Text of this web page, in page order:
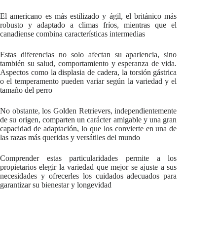
El americano es más estilizado y ágil, el británico más
robusto y adaptado a climas fríos, mientras que el
canadiense combina características intermedias
Estas diferencias no solo afectan su apariencia, sino
también su salud, comportamiento y esperanza de vida.
Aspectos como la displasia de cadera, la torsión gástrica
o el temperamento pueden variar según la variedad y el
tamaño del perro
No obstante, los Golden Retrievers, independientemente
de su origen, comparten un carácter amigable y una gran
capacidad de adaptación, lo que los convierte en una de
las razas más queridas y versátiles del mundo
Comprender estas particularidades permite a los
propietarios elegir la variedad que mejor se ajuste a sus
necesidades y ofrecerles los cuidados adecuados para
garantizar su bienestar y longevidad